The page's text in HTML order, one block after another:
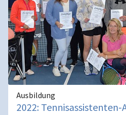
Ausbildung
2022: Tennisassistenten-